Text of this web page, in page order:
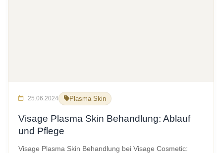
25.06.2024 Plasma Skin
Visage Plasma Skin Behandlung: Ablauf
und Pflege
Visage Plasma Skin Behandlung bei Visage Cosmetic: